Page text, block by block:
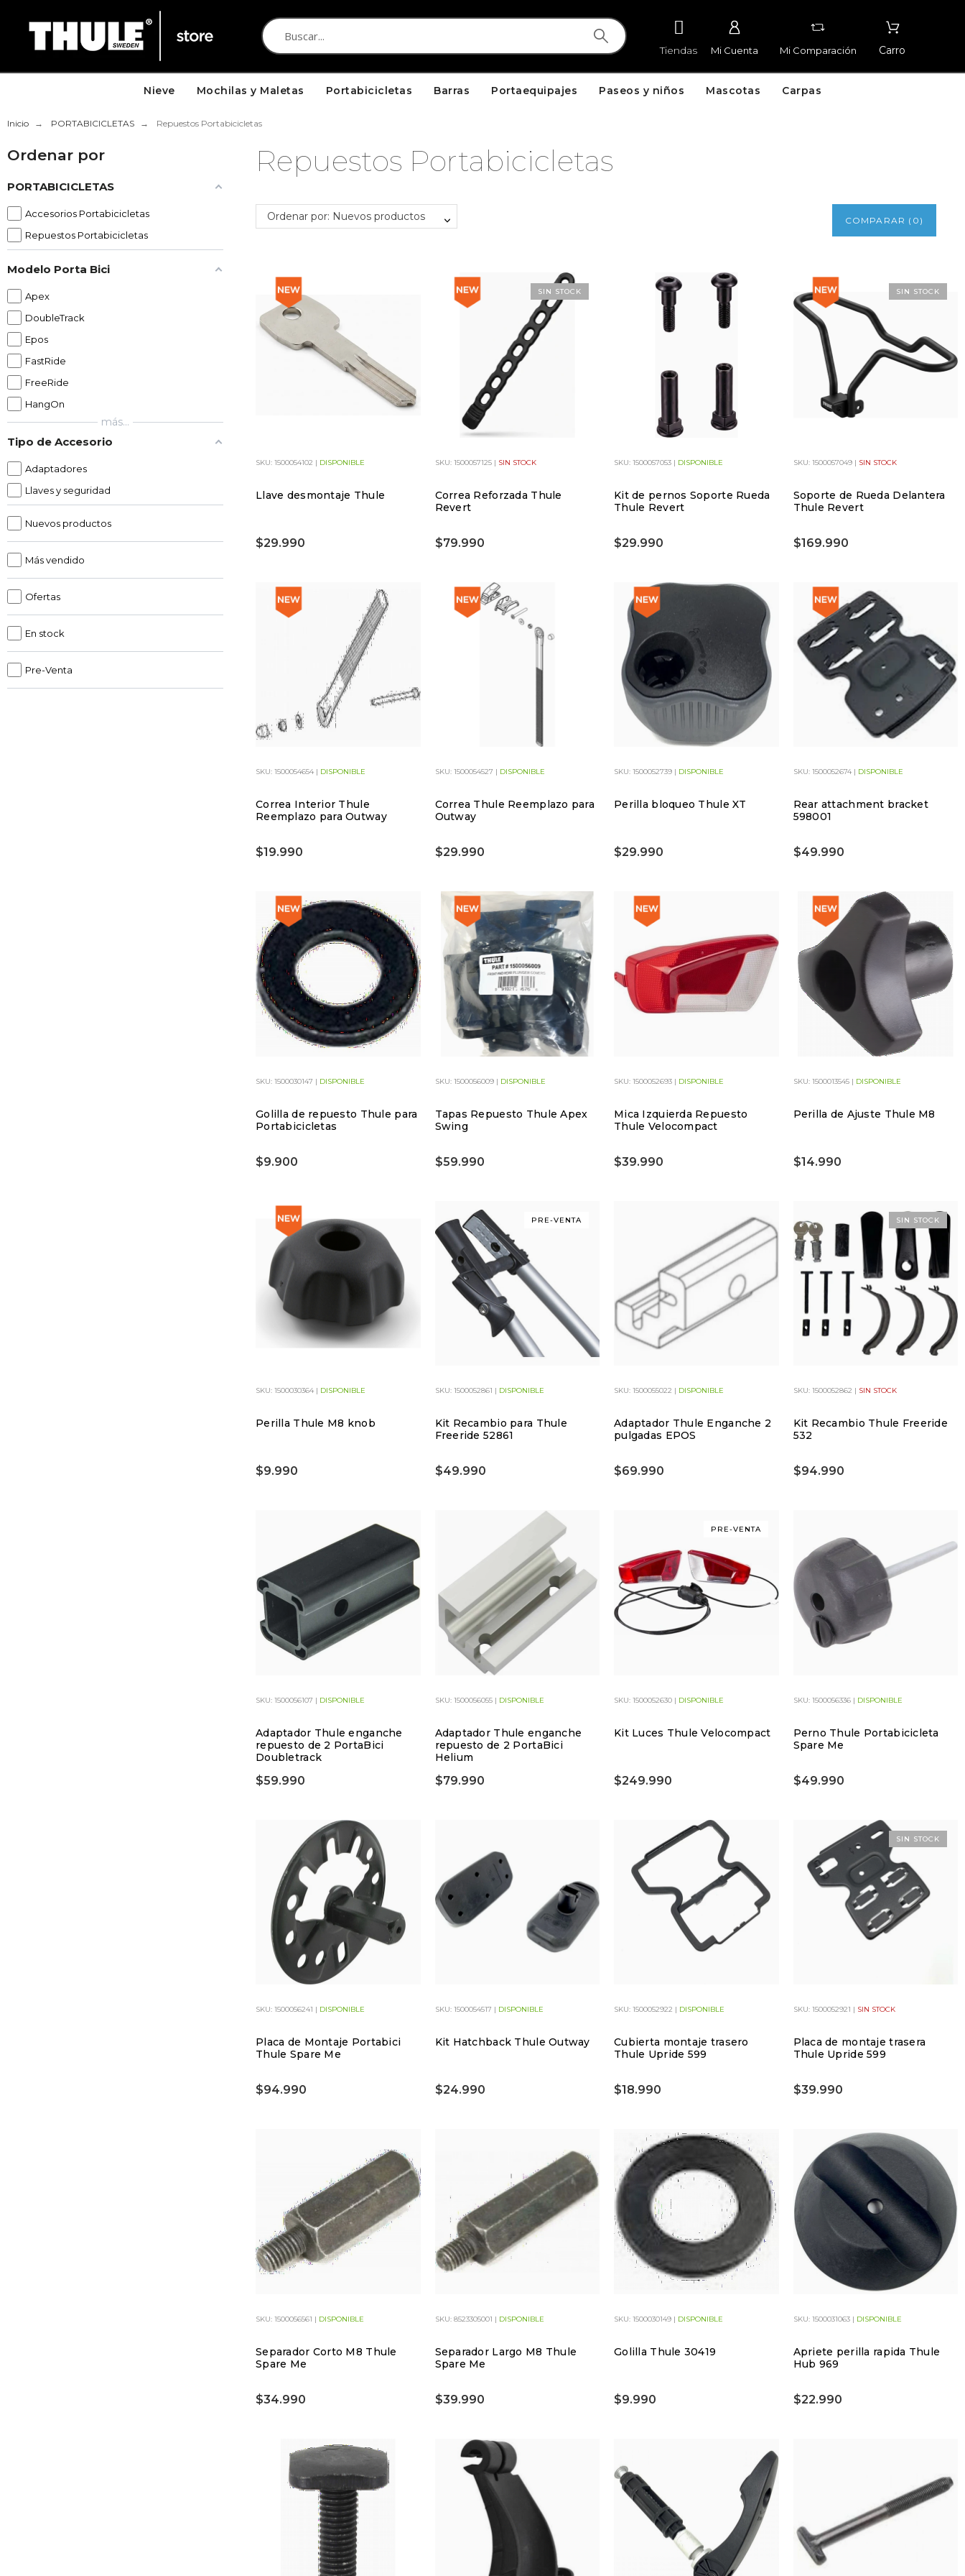
Tiendas Mi Cuenta Mi Comparación Carro
Nieve Mochilas y Maletas Portabicicletas Barras Portaequipajes Paseos y niños Mascotas Carpas
Inicio PORTABICICLETAS Repuestos Portabicicletas
Ordenar por
PORTABICICLETAS
Accesorios Portabicicletas
Repuestos Portabicicletas
Modelo Porta Bici
Apex
DoubleTrack
Epos
FastRide
FreeRide
HangOn
más...
Tipo de Accesorio
Adaptadores
Llaves y seguridad
Nuevos productos
Más vendido
Ofertas
En stock
Pre-Venta
Repuestos Portabicicletas
Ordenar por: Nuevos productos COMPARAR ( 0 )
SKU: 1500054102 | DISPONIBLE
Llave desmontaje Thule
$29.990
SKU: 1500057125 | SIN STOCK
Correa Reforzada Thule
Revert
$79.990
SIN STOCK
SKU: 1500057053 | DISPONIBLE
Kit de pernos Soporte Rueda
Thule Revert
$29.990
SKU: 1500057049 | SIN STOCK
Soporte de Rueda Delantera
Thule Revert
$169.990
SIN STOCK
SKU: 1500054654 | DISPONIBLE
Correa Interior Thule
Reemplazo para Outway
$19.990
SKU: 1500054527 | DISPONIBLE
Correa Thule Reemplazo para
Outway
$29.990
SKU: 1500052739 | DISPONIBLE
Perilla bloqueo Thule XT
$29.990
SKU: 1500052674 | DISPONIBLE
Rear attachment bracket
598001
$49.990
SKU: 1500030147 | DISPONIBLE
Golilla de repuesto Thule para
Portabicicletas
$9.900
SKU: 1500056009 | DISPONIBLE
Tapas Repuesto Thule Apex
Swing
$59.990
SKU: 1500052693 | DISPONIBLE
Mica Izquierda Repuesto
Thule Velocompact
$39.990
SKU: 1500013545 | DISPONIBLE
Perilla de Ajuste Thule M8
$14.990
SKU: 1500030364 | DISPONIBLE
Perilla Thule M8 knob
$9.990
SKU: 1500052861 | DISPONIBLE
Kit Recambio para Thule
Freeride 52861
$49.990
PRE-VENTA
SKU: 1500055022 | DISPONIBLE
Adaptador Thule Enganche 2
pulgadas EPOS
$69.990
SKU: 1500052862 | SIN STOCK
Kit Recambio Thule Freeride
532
$94.990
SIN STOCK
SKU: 1500056107 | DISPONIBLE
Adaptador Thule enganche
repuesto de 2 PortaBici
Doubletrack
$59.990
SKU: 1500056055 | DISPONIBLE
Adaptador Thule enganche
repuesto de 2 PortaBici
Helium
$79.990
SKU: 1500052630 | DISPONIBLE
Kit Luces Thule Velocompact
$249.990
PRE-VENTA
SKU: 1500056336 | DISPONIBLE
Perno Thule Portabicicleta
Spare Me
$49.990
SKU: 1500056241 | DISPONIBLE
Placa de Montaje Portabici
Thule Spare Me
$94.990
SKU: 1500054517 | DISPONIBLE
Kit Hatchback Thule Outway
$24.990
SKU: 1500052922 | DISPONIBLE
Cubierta montaje trasero
Thule Upride 599
$18.990
SKU: 1500052921 | SIN STOCK
Placa de montaje trasera
Thule Upride 599
$39.990
SIN STOCK
SKU: 1500056561 | DISPONIBLE
Separador Corto M8 Thule
Spare Me
$34.990
SKU: 8523305001 | DISPONIBLE
Separador Largo M8 Thule
Spare Me
$39.990
SKU: 1500030149 | DISPONIBLE
Golilla Thule 30419
$9.990
SKU: 1500031063 | DISPONIBLE
Apriete perilla rapida Thule
Hub 969
$22.990